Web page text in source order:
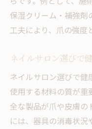
保湿クリーム・補強剤
工夫により、爪の強度
ネイルサロン選びで
ネイルサロン選びで
使用する材料の質が重
全な製品が爪や皮膚の
には、器具の消毒状